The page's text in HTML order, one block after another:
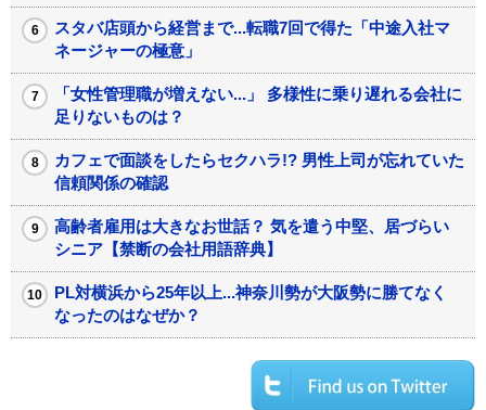
スタバ店頭から経営まで...転職7回で得た「中途入社マ
ネージャーの極意」
「女性管理職が増えない...」 多様性に乗り遅れる会社に
足りないものは？
カフェで面談をしたらセクハラ!? 男性上司が忘れていた
信頼関係の確認
高齢者雇用は大きなお世話？ 気を遣う中堅、居づらい
シニア【禁断の会社用語辞典】
PL対横浜から25年以上...神奈川勢が大阪勢に勝てなく
なったのはなぜか？